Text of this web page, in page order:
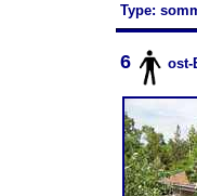
Type:
6 ost-